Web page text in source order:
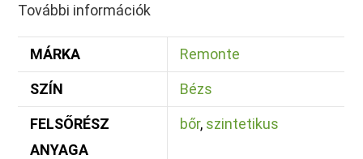
További információk
MÁRKA Remonte
SZÍN Bézs
FELSŐRÉSZ
ANYAGA
bőr, szintetikus